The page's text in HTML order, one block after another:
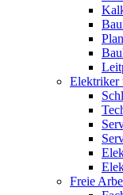
Elektriker
Freie